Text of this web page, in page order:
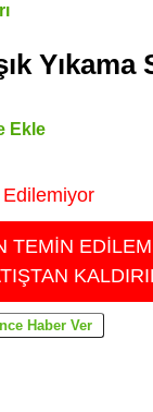
Yıkama
Ekle
TEMİN